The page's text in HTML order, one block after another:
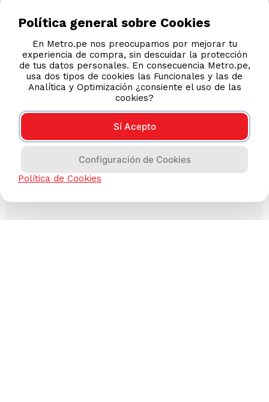
Política general sobre Cookies
En Metro.pe nos preocupamos por mejorar tu
experiencia de compra, sin descuidar la protección
de tus datos personales. En consecuencia Metro.pe,
usa dos tipos de cookies las Funcionales y las de
Analítica y Optimización ¿consiente el uso de las
cookies?
Sí Acepto
Configuración de Cookies
Política de Cookies